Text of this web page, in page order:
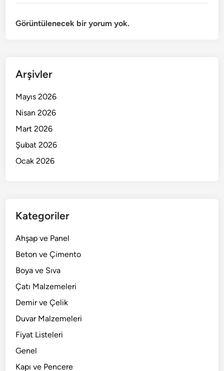
Görüntülenecek bir yorum yok.
Arşivler
Mayıs 2026
Nisan 2026
Mart 2026
Şubat 2026
Ocak 2026
Kategoriler
Ahşap ve Panel
Beton ve Çimento
Boya ve Sıva
Çatı Malzemeleri
Demir ve Çelik
Duvar Malzemeleri
Fiyat Listeleri
Genel
Kapı ve Pencere